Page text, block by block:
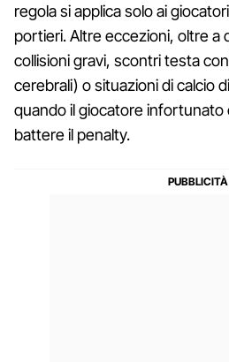
regola si applica solo ai
portieri. Altre eccezioni, oltre a
collisioni gravi, scontri testa
cerebrali) o situazioni di calcio
quando il giocatore infortunato
battere il penalty.